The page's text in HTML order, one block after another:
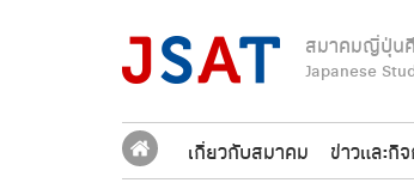
สมาคมญี่ปุ่นศึ
Japanese
เกี่ยวกับสมาคม ข่าวและกิ